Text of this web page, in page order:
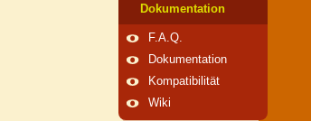
Dokumentation
F.A.Q.
Dokumentation
Kompatibilität
Wiki